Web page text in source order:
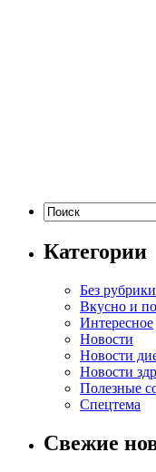
Категории
Без рубрики
Вкусно и
Интересное
Новости
Новости
Новости
Полезные
Спецтема
Свежие